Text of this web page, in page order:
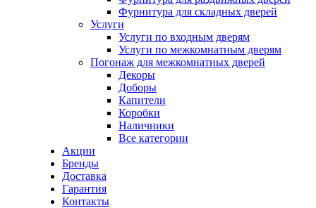
Фурнитура для складных дверей
Услуги
Услуги по входным дверям
Услуги по межкомнатным дверям
Погонаж для межкомнатных дверей
Декоры
Доборы
Капители
Коробки
Наличники
Все категории
Акции
Бренды
Доставка
Гарантия
Контакты